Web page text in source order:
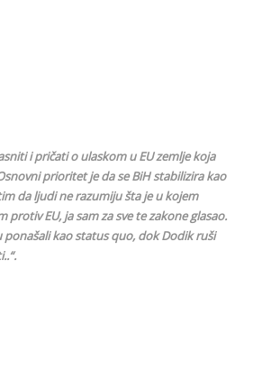
i pričati o ulaskom u EU zemlje koja
prioritet je da se BiH stabilizira kao
da ljudi ne razumiju šta je u kojem
EU, ja sam za sve te zakone glasao.
kao status quo, dok Dodik ruši